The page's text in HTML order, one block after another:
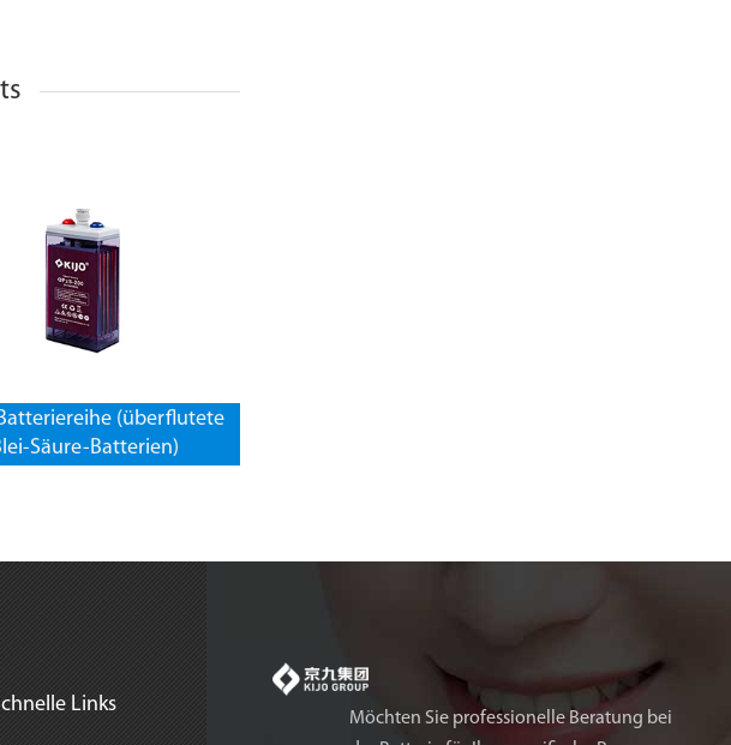
(überflutete
Säure-Batterien)
Links
Möchten Sie professionelle Beratung bei